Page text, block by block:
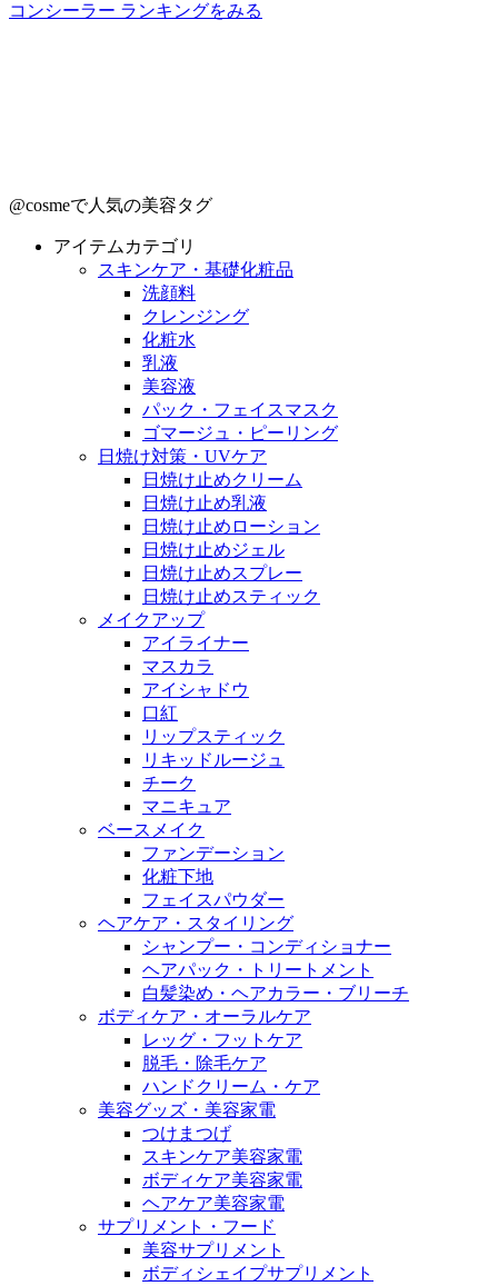
コンシーラー ランキングをみる
@cosmeで人気の美容タグ
アイテムカテゴリ
スキンケア・基礎化粧品
洗顔料
クレンジング
化粧水
乳液
美容液
パック・フェイスマスク
ゴマージュ・ピーリング
日焼け対策・UVケア
日焼け止めクリーム
日焼け止め乳液
日焼け止めローション
日焼け止めジェル
日焼け止めスプレー
日焼け止めスティック
メイクアップ
アイライナー
マスカラ
アイシャドウ
口紅
リップスティック
リキッドルージュ
チーク
マニキュア
ベースメイク
ファンデーション
化粧下地
フェイスパウダー
ヘアケア・スタイリング
シャンプー・コンディショナー
ヘアパック・トリートメント
白髪染め・ヘアカラー・ブリーチ
ボディケア・オーラルケア
レッグ・フットケア
脱毛・除毛ケア
ハンドクリーム・ケア
美容グッズ・美容家電
つけまつげ
スキンケア美容家電
ボディケア美容家電
ヘアケア美容家電
サプリメント・フード
美容サプリメント
ボディシェイプサプリメント